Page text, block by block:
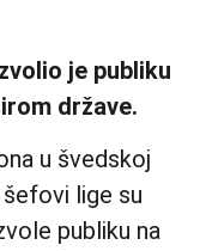
je publiku
države.
u švedskoj
lige su
publiku na